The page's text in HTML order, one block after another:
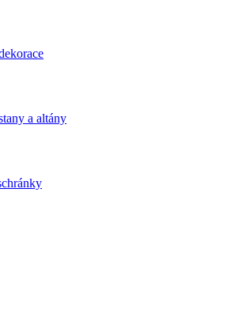
a altány